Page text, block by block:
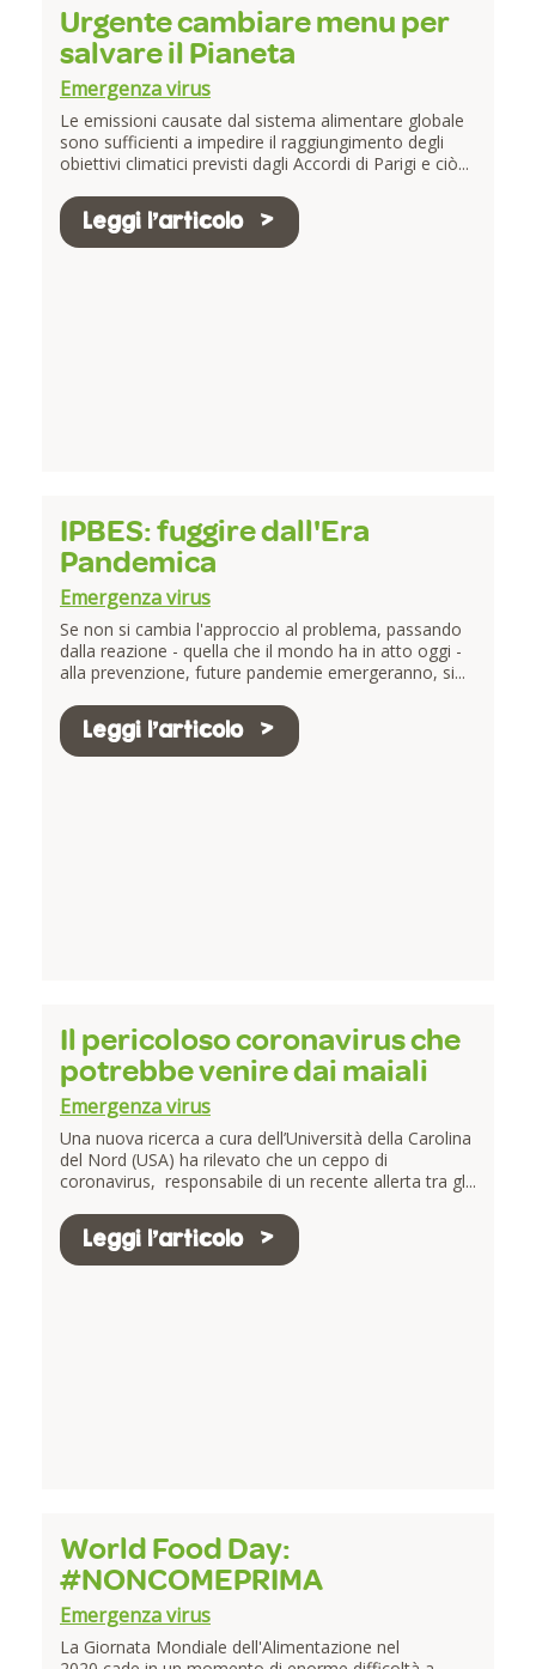
Urgente cambiare menu per
salvare il Pianeta
Emergenza virus
Le emissioni causate dal sistema alimentare globale
sono sufficienti a impedire il raggiungimento degli
obiettivi climatici previsti dagli Accordi di Parigi e ciò...
Leggi l'articolo
IPBES: fuggire dall'Era
Pandemica
Emergenza virus
Se non si cambia l'approccio al problema, passando
dalla reazione - quella che il mondo ha in atto oggi -
alla prevenzione, future pandemie emergeranno, si...
Leggi l'articolo
Il pericoloso coronavirus che
potrebbe venire dai maiali
Emergenza virus
Una nuova ricerca a cura dell’Università della Carolina
del Nord (USA) ha rilevato che un ceppo di
coronavirus, responsabile di un recente allerta tra gl...
Leggi l'articolo
World Food Day:
#NONCOMEPRIMA
Emergenza virus
La Giornata Mondiale dell'Alimentazione nel